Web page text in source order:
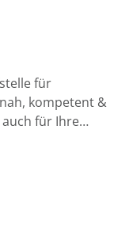
für
kompetent &
für Ihre